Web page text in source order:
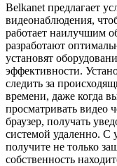
Belkanet предлагает
видеонаблюдения,
работает наилучшим
разработают
установят
эффективности.
следить за
времени, даже когда
просматривать видео
браузер, получать
системой удаленно. С
получите не только
собственность